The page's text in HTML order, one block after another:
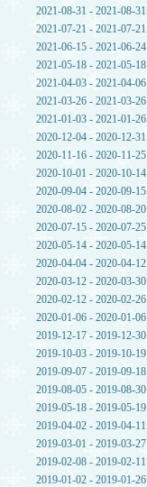
2021-08-31 - 2021-08-31
2021-07-21 - 2021-07-21
2021-06-15 - 2021-06-24
2021-05-18 - 2021-05-18
2021-04-03 - 2021-04-06
2021-03-26 - 2021-03-26
2021-01-03 - 2021-01-26
2020-12-04 - 2020-12-31
2020-11-16 - 2020-11-25
2020-10-01 - 2020-10-14
2020-09-04 - 2020-09-15
2020-08-02 - 2020-08-20
2020-07-15 - 2020-07-25
2020-05-14 - 2020-05-14
2020-04-04 - 2020-04-12
2020-03-12 - 2020-03-30
2020-02-12 - 2020-02-26
2020-01-06 - 2020-01-06
2019-12-17 - 2019-12-30
2019-10-03 - 2019-10-19
2019-09-07 - 2019-09-18
2019-08-05 - 2019-08-30
2019-05-18 - 2019-05-19
2019-04-02 - 2019-04-11
2019-03-01 - 2019-03-27
2019-02-08 - 2019-02-11
2019-01-02 - 2019-01-26